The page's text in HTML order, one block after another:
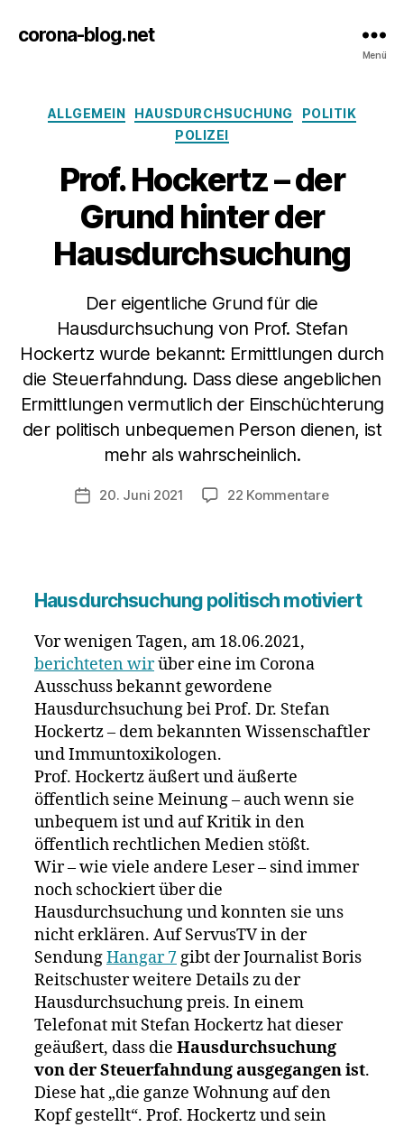
corona-blog.net
Menü
Kategorien
ALLGEMEIN HAUSDURCHSUCHUNG
POLITIK
POLIZEI
Prof. Hockertz – der
Grund hinter der
Hausdurchsuchung
Der eigentliche Grund für die
Hausdurchsuchung von Prof. Stefan
Hockertz wurde bekannt: Ermittlungen durch
die Steuerfahndung. Dass diese angeblichen
Ermittlungen vermutlich der Einschüchterung
der politisch unbequemen Person dienen, ist
mehr als wahrscheinlich.
Veröffentlichungsdatum
20. Juni 2021 22 Kommentarezu
Grund
hinter
Hausdurchsuchung politisch motiviert
Vor wenigen Tagen, am 18.06.2021,
berichteten wirüber eine im Corona
Ausschuss bekannt gewordene
Hausdurchsuchung bei Prof. Dr. Stefan
Hockertz – dem bekannten Wissenschaftler
und Immuntoxikologen.
Prof. Hockertz äußert und äußerte
öffentlich seine Meinung – auch wenn sie
unbequem ist und auf Kritik in den
öffentlich rechtlichen Medien stößt.
Wir – wie viele andere Leser – sind immer
noch schockiert über die
Hausdurchsuchung und konnten sie uns
nicht erklären. Auf ServusTV in der
SendungHangar 7gibt der Journalist Boris
Reitschuster weitere Details zu der
Hausdurchsuchung preis. In einem
Telefonat mit Stefan Hockertz hat dieser
geäußert, dass die Hausdurchsuchung
von der Steuerfahndung ausgegangen ist.
Diese hat „die ganze Wohnung auf den
Kopf gestellt“. Prof. Hockertz und sein